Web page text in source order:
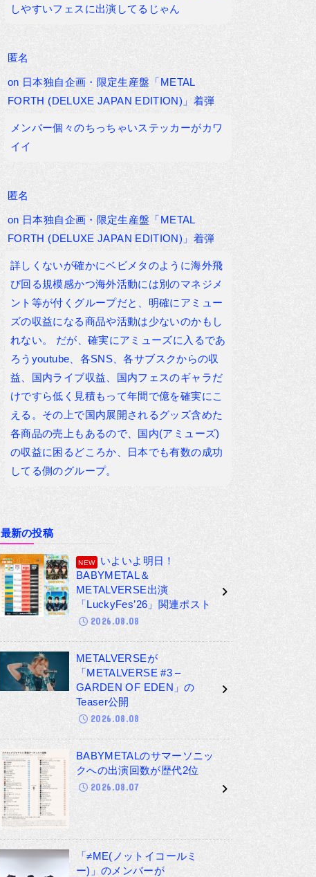
しやすいフェスに出演してるじゃん
匿名
on 日本独自企画・限定生産盤「METAL
FORTH (DELUXE JAPAN EDITION)」着弾
メンバー個々のちっちゃいステッカーがカワ
イイ
匿名
on 日本独自企画・限定生産盤「METAL
FORTH (DELUXE JAPAN EDITION)」着弾
詳しくないが確かにベビメタのように海外飛
び回る規模感かつ海外活動には別のマネジメ
ント等が付くグループだと、明確にアミュー
ズの収益になる商品や活動は少ないのかもし
れない。 だが、確実にアミューズに入るであ
ろうyoutube、各SNS、各サブスクからの収
益、国内ライブ収益、国内フェスのギャラだ
けですら低く見積もって年間で億を確実にこ
える。その上で国内展開されるグッズ含めた
各商品の売上もあるので、国内(アミューズ)
の収益に困るどころか、日本でも有数の成功
してる側のグループ。
最新の投稿
いよいよ明日！
BABYMETAL＆
METALVERSE出演
「LuckyFes’26」関連ポスト
2026.08.08
METALVERSEが
「METALVERSE #3 –
GARDEN OF EDEN」の
Teaser公開
2026.08.08
BABYMETALのサマーソニッ
クへの出演回数が歴代2位
2026.08.07
「≠ME(ノットイコールミ
ー)」のメンバーが